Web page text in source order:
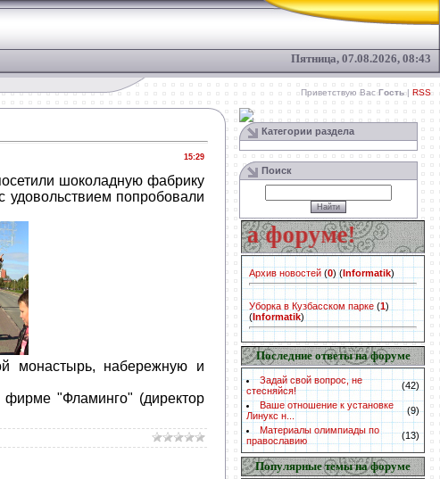
Пятница, 07.08.2026, 08:43
Приветствую Вас Гость | RSS
15:29
шоколадную фабрику
удовольствием попробовали
монастырь, набережную и
фирме "Фламинго" (директор
Категории раздела
Поиск
Задай свой вопрос на форуме!
Архив новостей (0) (Informatik)
Уборка в Кузбасском парке (1)
(Informatik)
Последние ответы на форуме
Задай свой вопрос, не
стесняйся!
(42)
Ваше отношение к установке
Линукс н...
(9)
Материалы олимпиады по
православию
(13)
Популярные темы на форуме